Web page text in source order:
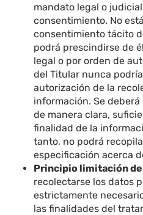
mandato legal o
consentimiento. No
consentimiento tácito
podrá prescindirse de
legal o por orden de
del Titular nunca
autorización de la
información. Se
de manera clara,
finalidad de la
tanto, no podrá
especificación acerca
Principio limitación
recolectarse los datos
estrictamente
las finalidades del